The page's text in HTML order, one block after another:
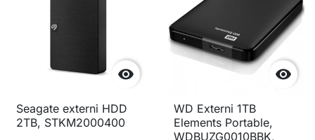

Seagate externi HDD
2TB, STKM2000400

WD Externi 1TB
Elements Portable,
WDBUZG0010BBK,